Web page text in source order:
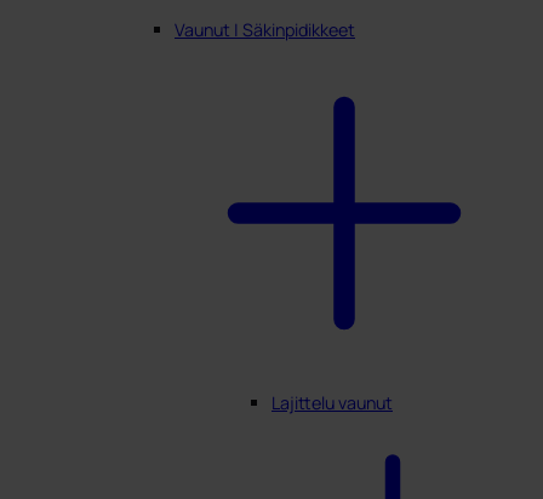
Vaunut | Säkinpidikkeet
Lajittelu vaunut